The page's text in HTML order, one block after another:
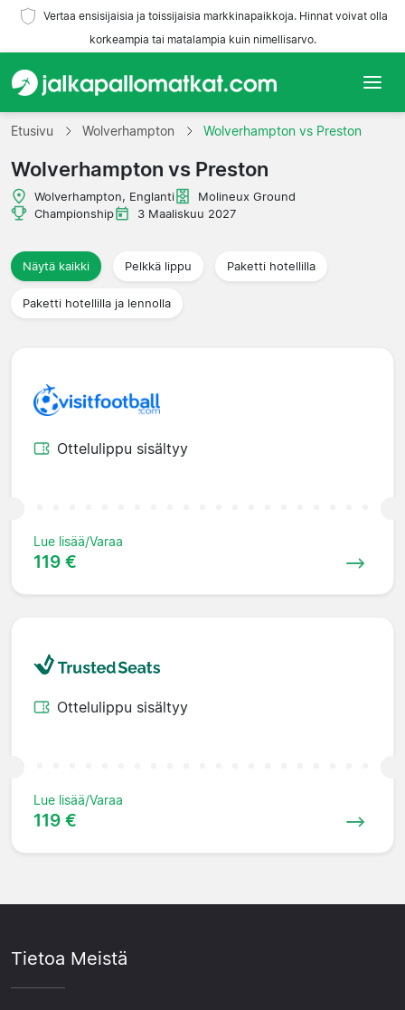
Vertaa ensisijaisia ja toissijaisia markkinapaikkoja. Hinnat voivat olla
korkeampia tai matalampia kuin nimellisarvo.
Etusivu
Joukkueet
Liigat
Matkatoimistoja
Etusivu Wolverhampton Wolverhampton vs Preston
Wolverhampton vs Preston
Wolverhampton, Englanti
Molineux Ground
Championship
3 Maaliskuu 2027
Näytä kaikki Pelkkä lippu Paketti hotellilla
Paketti hotellilla ja lennolla
Ottelulippu sisältyy
Lue lisää/Varaa
119 €
Ottelulippu sisältyy
Lue lisää/Varaa
119 €
Tietoa Meistä